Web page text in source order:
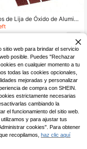
de Lija de Óxido de Alumini
- Rollos Abrasivos de
Surtidos 80, 150, 240,
600, Para Bloques de Lij
Vidrio, Carpintería - Em
de Rollo de Tela de Esmirile
Pulgadas)
web para brindar el servicio
posible. Puedes "Rechazar
en cualquier momento a tu
todas las cookies opcionales,
mejoradas y personalizar
de compra con SHEIN.
estrictamente necesarias
cambiando la
el funcionamiento del sitio web.
y para ajustar tus
cookies". Para obtener
recopilamos, haz clic aquí